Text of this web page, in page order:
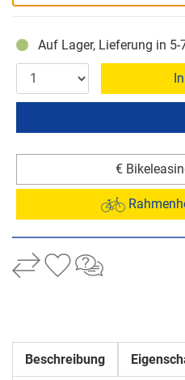
Auf Lager, Lieferung in 5-
€
Beschreibung